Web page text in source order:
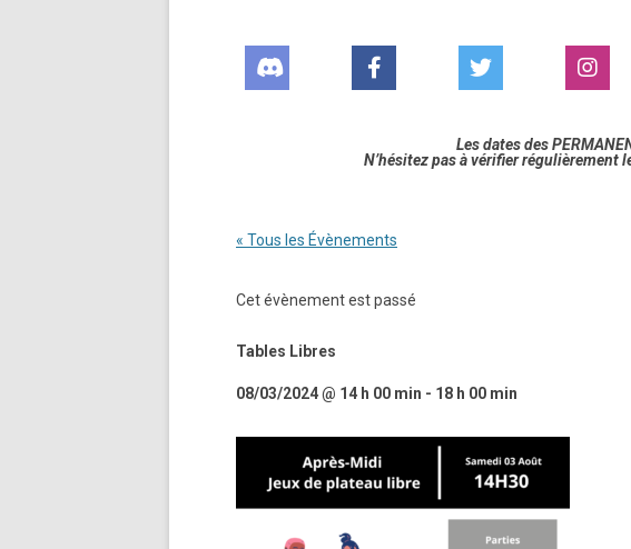
Les dates des
N’hésitez pas à vérifier régulièrement
« Tous les Évènements
Cet évènement est passé
Tables Libres
08/03/2024 @ 14 h 00 min - 18 h 00 min